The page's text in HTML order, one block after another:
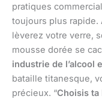
pratiques
toujours plus rapide.
lèverez votre verre,
mousse dorée se
industrie de l’alcool
bataille titanesque,
précieux. “Choisis ta